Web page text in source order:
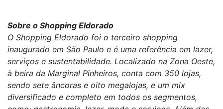
Sobre o Shopping Eldorado
O Shopping Eldorado foi o terceiro shopping
inaugurado em São Paulo e é uma referência em lazer,
serviços e sustentabilidade. Localizado na Zona Oeste,
à beira da Marginal Pinheiros, conta com 350 lojas,
sendo sete âncoras e oito megalojas, e um mix
diversificado e completo em todos os segmentos,